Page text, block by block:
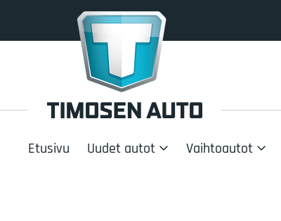
Etusivu Uudet autot Vaihtoautot